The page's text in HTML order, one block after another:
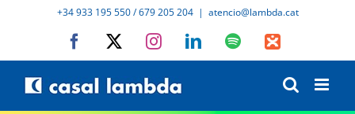
+34 933 195 550 / 679 205 204 | atencio@lambda.cat
Facebook InstagramLinkedInSpotifyIVoox